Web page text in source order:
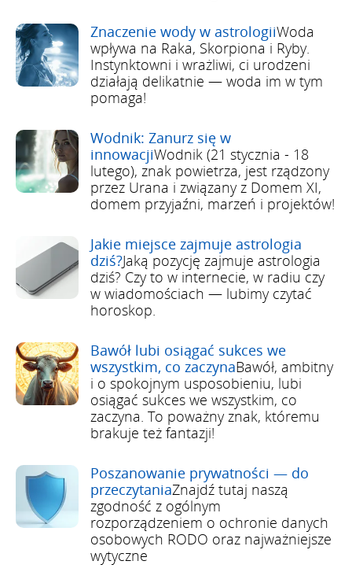
Znaczenie wody w astrologiiWoda
wpływa na Raka, Skorpiona i Ryby.
Instynktowni i wrażliwi, ci urodzeni
działają delikatnie — woda im w tym
pomaga!
Wodnik: Zanurz się w
innowacjiWodnik (21 stycznia - 18
lutego), znak powietrza, jest rządzony
przez Urana i związany z Domem XI,
domem przyjaźni, marzeń i projektów!
Jakie miejsce zajmuje astrologia
dziś?Jaką pozycję zajmuje astrologia
dziś? Czy to w internecie, w radiu czy
w wiadomościach — lubimy czytać
horoskop.
Bawół lubi osiągać sukces we
wszystkim, co zaczynaBawół, ambitny
i o spokojnym usposobieniu, lubi
osiągać sukces we wszystkim, co
zaczyna. To poważny znak, któremu
brakuje też fantazji!
Poszanowanie prywatności — do
przeczytaniaZnajdź tutaj naszą
zgodność z ogólnym
rozporządzeniem o ochronie danych
osobowych RODO oraz najważniejsze
wytyczne